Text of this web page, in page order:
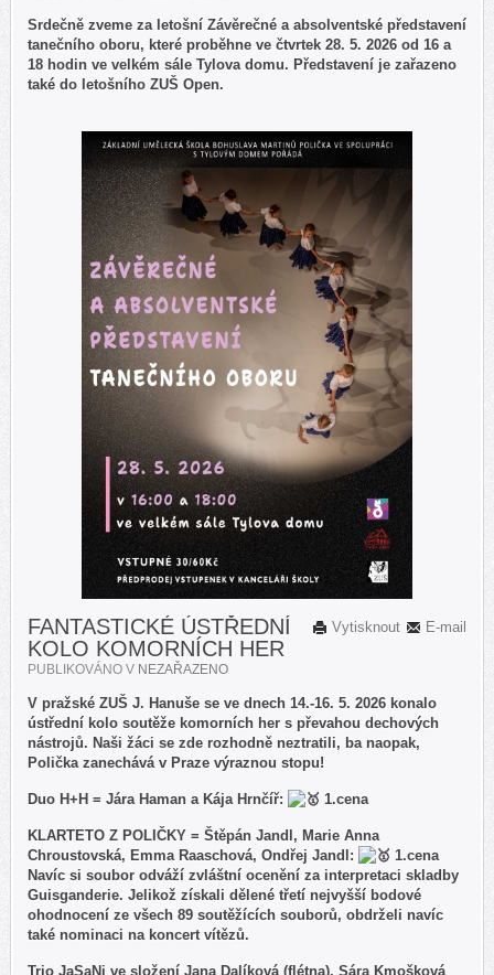
Srdečně zveme za letošní Závěrečné a absolventské představení
tanečního oboru, které proběhne ve čtvrtek 28. 5. 2026 od 16 a
18 hodin ve velkém sále Tylova domu. Představení je zařazeno
také do letošního ZUŠ Open.
E-mail
Vytisknout
FANTASTICKÉ ÚSTŘEDNÍ
KOLO KOMORNÍCH HER
PUBLIKOVÁNO V NEZAŘAZENO
V pražské ZUŠ J. Hanuše se ve dnech 14.-16. 5. 2026 konalo
ústřední kolo soutěže komorních her s převahou dechových
nástrojů. Naši žáci se zde rozhodně neztratili, ba naopak,
Polička zanechává v Praze výraznou stopu!
Duo H+H = Jára Haman a Kája Hrnčíř: 1.cena
KLARTETO Z POLIČKY = Štěpán Jandl, Marie Anna
Chroustovská, Emma Raaschová, Ondřej Jandl:
1.cena
Navíc si soubor odváží zvláštní ocenění za interpretaci skladby
Guisganderie. Jelikož získali dělené třetí nejvyšší bodové
ohodnocení ze všech 89 soutěžících souborů, obdrželi navíc
také nominaci na koncert vítězů.
Trio JaSaNi ve složení Jana Dalíková (flétna), Sára Kmošková